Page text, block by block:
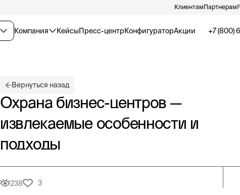
Компания КейсыПресс-центрКонфигураторАкции
КлиентамПартнерам
+7 (800)
Вернуться назад
Охрана бизнес-центров —
извлекаемые особенности и
подходы
238 3